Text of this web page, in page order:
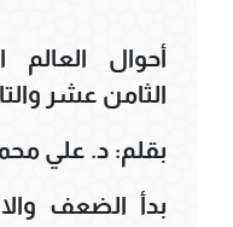
أحوال العالم
الثامن عشر
بقلم: د. علي
بدأ الضعف